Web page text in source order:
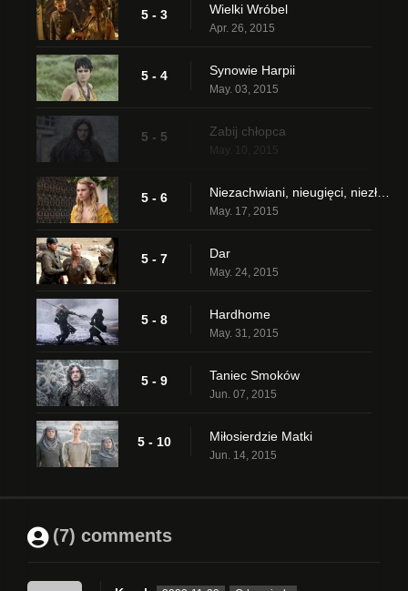
5 - 3 Wielki Wróbel
Apr. 26, 2015
5 - 4 Synowie Harpii
May. 03, 2015
5 - 5 Zabij chłopca
5 - 6
May. 17, 2015
5 - 7 Dar
May. 24, 2015
5 - 8 Hardhome
May. 31, 2015
5 - 9 Taniec Smoków
Jun. 07, 2015
5 - 10 Miłosierdzie Matki
Jun. 14, 2015
(7) comments